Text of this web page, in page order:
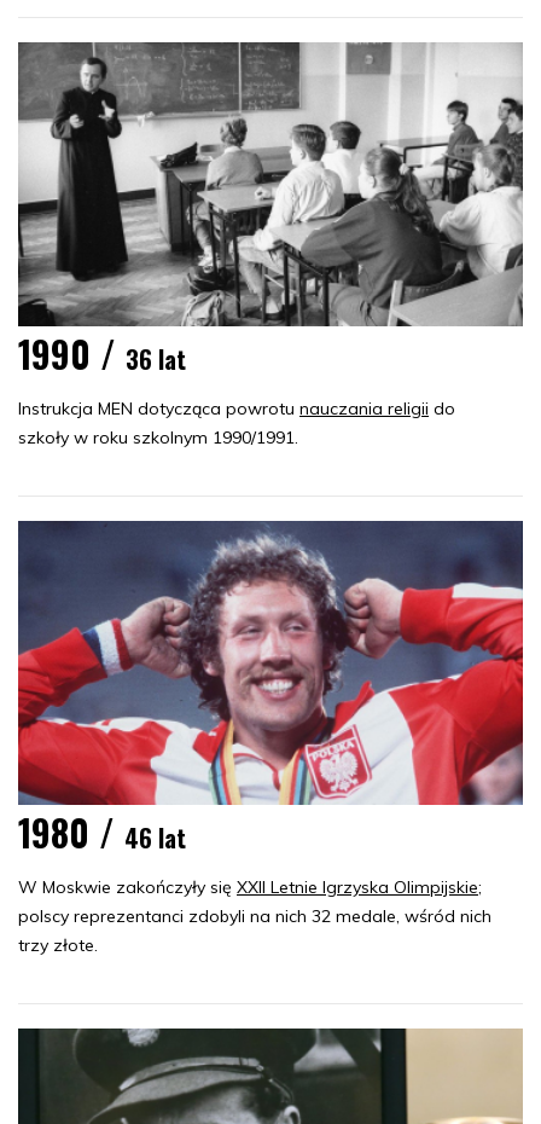
1990 / 36 lat
Instrukcja MEN dotycząca powrotu nauczania religii do
szkoły w roku szkolnym 1990/1991.
1980 / 46 lat
W Moskwie zakończyły się XXII Letnie Igrzyska Olimpijskie;
polscy reprezentanci zdobyli na nich 32 medale, wśród nich
trzy złote.